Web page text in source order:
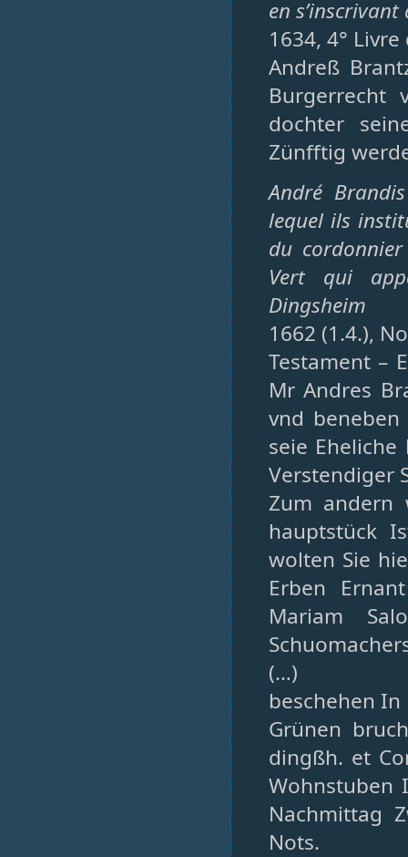
en
1634, 4°
Andreß
Burgerrecht
dochter
Zünfftig
André
lequel ils
du
Vert qui
Dingsheim
1662 (1.4.),
Testament –
Mr Andres
vnd
seie
Verstendiger
Zum andern
hauptstück
wolten Sie
Erben
Mariam
(…)
beschehen In
Grünen
dingßh. et
Wohnstuben
Nachmittag
Nots.